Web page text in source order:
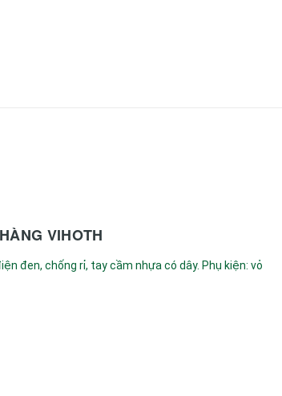
VIHOTH
đen, chống rỉ, tay cầm nhựa có dây. Phụ kiện: vỏ